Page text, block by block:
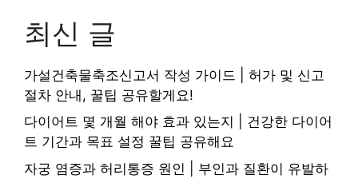
최신 글
가설건축물축조신고서 작성 가이드 | 허가 및 신고
절차 안내, 꿀팁 공유할게요!
다이어트 몇 개월 해야 효과 있는지 | 건강한 다이어
트 기간과 목표 설정 꿀팁 공유해요
자궁 염증과 허리통증 원인 | 부인과 질환이 유발하